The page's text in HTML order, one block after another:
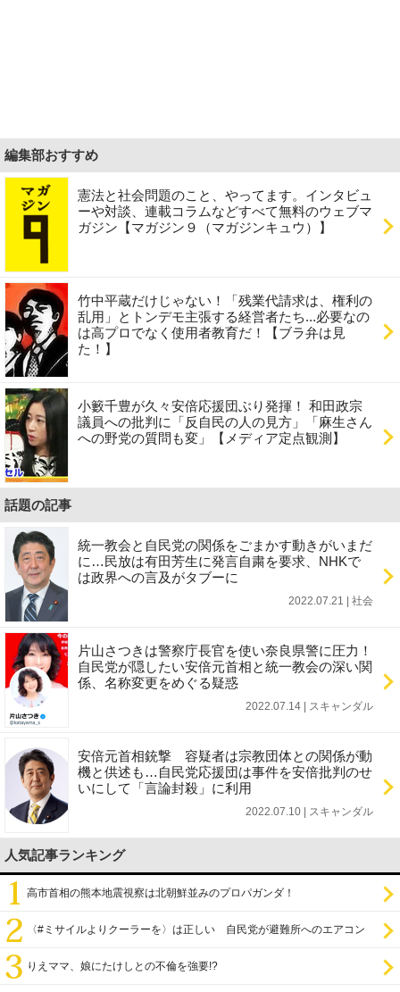
編集部おすすめ
憲法と社会問題のこと、やってます。インタビュ
ーや対談、連載コラムなどすべて無料のウェブマ
ガジン【マガジン９（マガジンキュウ）】
竹中平蔵だけじゃない！「残業代請求は、権利の
乱用」とトンデモ主張する経営者たち...必要なの
は高プロでなく使用者教育だ！【ブラ弁は見
た！】
小籔千豊が久々安倍応援団ぶり発揮！ 和田政宗
議員への批判に「反自民の人の見方」「麻生さん
への野党の質問も変」【メディア定点観測】
話題の記事
統一教会と自民党の関係をごまかす動きがいまだ
に…民放は有田芳生に発言自粛を要求、NHKで
は政界への言及がタブーに
2022.07.21 | 社会
片山さつきは警察庁長官を使い奈良県警に圧力！
自民党が隠したい安倍元首相と統一教会の深い関
係、名称変更をめぐる疑惑
2022.07.14 | スキャンダル
安倍元首相銃撃 容疑者は宗教団体との関係が動
機と供述も…自民党応援団は事件を安倍批判のせ
いにして「言論封殺」に利用
2022.07.10 | スキャンダル
人気記事ランキング
高市首相の熊本地震視察は北朝鮮並みのプロパガンダ！
〈#ミサイルよりクーラーを〉は正しい 自民党が避難所へのエアコン
りえママ、娘にたけしとの不倫を強要!?